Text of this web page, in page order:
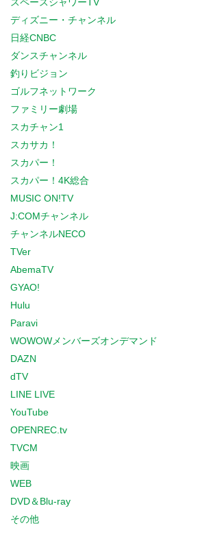
ディズニー・チャンネル
日経CNBC
ダンスチャンネル
釣りビジョン
ゴルフネットワーク
ファミリー劇場
スカチャン1
スカサカ！
スカパー！
スカパー！4K総合
MUSIC ON!TV
J:COMチャンネル
チャンネルNECO
TVer
AbemaTV
GYAO!
Hulu
Paravi
WOWOWメンバーズオンデマンド
DAZN
dTV
LINE LIVE
YouTube
OPENREC.tv
TVCM
映画
WEB
DVD＆Blu-ray
その他